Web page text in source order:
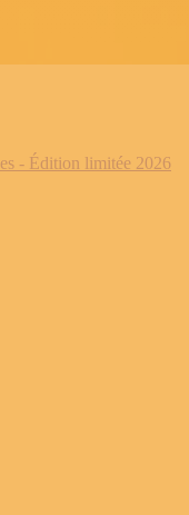
- Édition limitée 2026